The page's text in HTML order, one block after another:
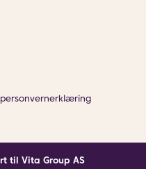
personvernerklæring
til Vita Group AS